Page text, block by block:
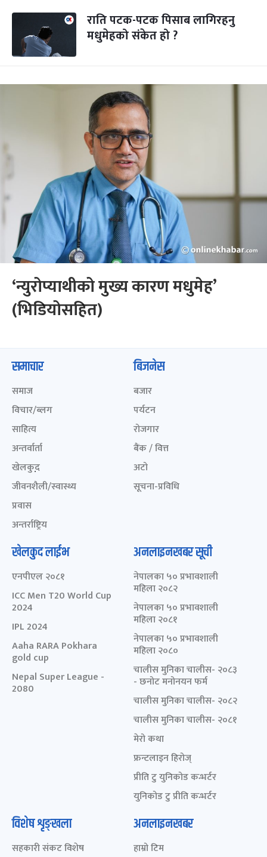
राति पटक-पटक पिसाब लागिरहनु
मधुमेहको संकेत हो ?
‘न्युरोप्याथीको मुख्य कारण मधुमेह’
(भिडियोसहित)
समाचार
समाज
विचार/ब्लग
साहित्य
अन्तर्वार्ता
खेलकुद़़
जीवनशैली/स्वास्थ्य
प्रवास
अन्तर्राष्ट्रिय
बिजनेस
बजार
पर्यटन
रोजगार
बैंक / वित्त
अटो
सूचना-प्रविधि
खेलकुद लाईभ
एनपीएल २०८१
ICC Men T20 World Cup
2024
IPL 2024
Aaha RARA Pokhara
gold cup
Nepal Super League -
2080
अनलाइनखबर सूची
नेपालका ५० प्रभावशाली
महिला २०८२
नेपालका ५० प्रभावशाली
महिला २०८१
नेपालका ५० प्रभावशाली
महिला २०८०
चालीस मुनिका चालीस- २०८३
- छनोट मनोनयन फर्म
चालीस मुनिका चालीस- २०८२
चालीस मुनिका चालीस- २०८१
मेरो कथा
फ्रन्टलाइन हिरोज्
प्रीति टु युनिकोड कन्भर्टर
युनिकोड टु प्रीति कन्भर्टर
विशेष शृङ्खला
सहकारी संकट विशेष
अनलाइनखबर
हाम्रो टिम